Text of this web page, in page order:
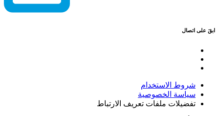
ابقَ على اتصال
شروط الاستخدام
سياسة الخصوصية
تفضيلات ملفات تعريف الارتباط